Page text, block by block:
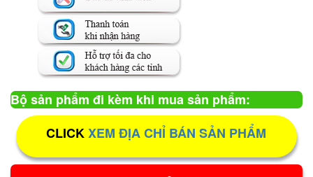
Bộ sản phẩm đi kèm khi mua sản phẩm:
CLICKXEM ĐỊA CHỈ BÁN SẢN PHẨM